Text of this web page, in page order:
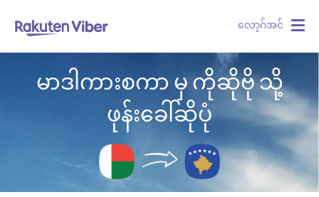
လော့ဂ်အင်
မာဒါကားစကာ မှ ကိုဆိုဗို သို့
ဖုန်းခေါ်ဆိုပုံ